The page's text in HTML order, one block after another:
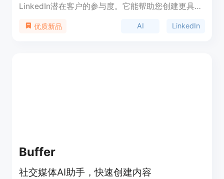
LinkedIn潜在客户的参与度。它能帮助您创建更具吸
建立更牢固的关系。您可以免费开始使用我们的工
优质新品 AI LinkedIn
Buffer
社交媒体AI助手，快速创建内容